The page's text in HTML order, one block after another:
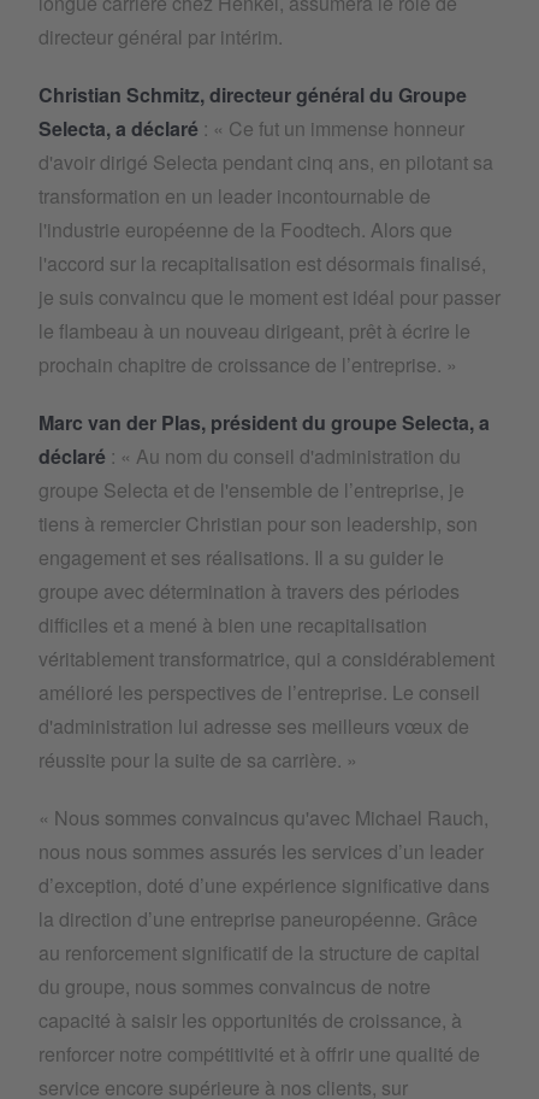
directeur général par intérim.
Christian Schmitz, directeur général du Groupe
Selecta, a déclaré : « Ce fut un immense honneur
d'avoir dirigé Selecta pendant cinq ans, en pilotant sa
transformation en un leader incontournable de
l'industrie européenne de la Foodtech. Alors que
l'accord sur la recapitalisation est désormais finalisé,
je suis convaincu que le moment est idéal pour passer
le flambeau à un nouveau dirigeant, prêt à écrire le
prochain chapitre de croissance de l’entreprise. »
Marc van der Plas, président du groupe Selecta, a
déclaré : « Au nom du conseil d'administration du
groupe Selecta et de l'ensemble de l’entreprise, je
tiens à remercier Christian pour son leadership, son
engagement et ses réalisations. Il a su guider le
groupe avec détermination à travers des périodes
difficiles et a mené à bien une recapitalisation
véritablement transformatrice, qui a considérablement
amélioré les perspectives de l’entreprise. Le conseil
d'administration lui adresse ses meilleurs vœux de
réussite pour la suite de sa carrière. »
« Nous sommes convaincus qu'avec Michael Rauch,
nous nous sommes assurés les services d’un leader
d’exception, doté d’une expérience significative dans
la direction d’une entreprise paneuropéenne. Grâce
au renforcement significatif de la structure de capital
du groupe, nous sommes convaincus de notre
capacité à saisir les opportunités de croissance, à
renforcer notre compétitivité et à offrir une qualité de
service encore supérieure à nos clients, sur